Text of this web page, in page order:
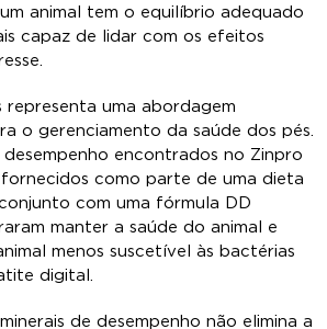
animal tem o equilíbrio adequado
capaz de lidar com os efeitos
representa uma abordagem
o gerenciamento da saúde dos pés.
desempenho encontrados no Zinpro
como parte de uma dieta
com uma fórmula DD
manter a saúde do animal e
menos suscetível às bactérias
digital.
de desempenho não elimina a